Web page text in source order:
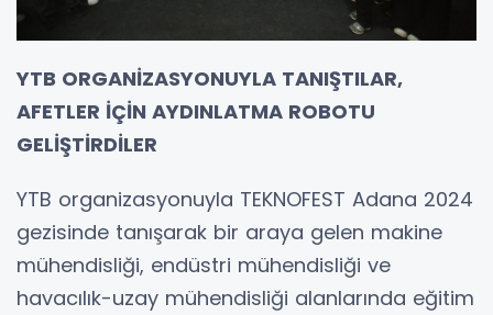
YTB ORGANİZASYONUYLA TANIŞTILAR,
AFETLER İÇİN AYDINLATMA ROBOTU
GELİŞTİRDİLER
YTB organizasyonuyla TEKNOFEST Adana 2024
gezisinde tanışarak bir araya gelen makine
mühendisliği, endüstri mühendisliği ve
havacılık-uzay mühendisliği alanlarında eğitim